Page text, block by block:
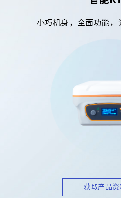
小巧机身，全面功能，
获取产品资